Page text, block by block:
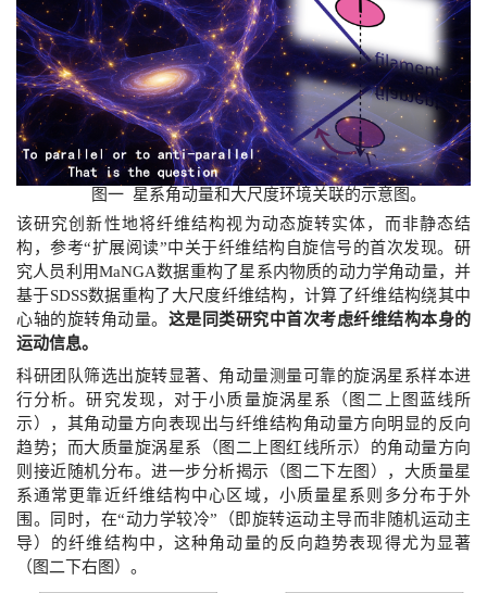
图一 星系角动量和大尺度环境关联的示意图。
该研究创新性地将纤维结构视为动态旋转实体，而非静态结
构，参考“扩展阅读”中关于纤维结构自旋信号的首次发现。研
究人员利用MaNGA数据重构了星系内物质的动力学角动量，并
基于SDSS数据重构了大尺度纤维结构，计算了纤维结构绕其中
心轴的旋转角动量。 这是同类研究中首次考虑纤维结构本身的
运动信息。
科研团队筛选出旋转显著、角动量测量可靠的旋涡星系样本进
行分析。研究发现，对于小质量旋涡星系（图二上图蓝线所
示），其角动量方向表现出与纤维结构角动量方向明显的反向
趋势；而大质量旋涡星系（图二上图红线所示）的角动量方向
则接近随机分布。进一步分析揭示（图二下左图），大质量星
系通常更靠近纤维结构中心区域，小质量星系则多分布于外
围。同时，在“动力学较冷”（即旋转运动主导而非随机运动主
导）的纤维结构中，这种角动量的反向趋势表现得尤为显著
（图二下右图）。